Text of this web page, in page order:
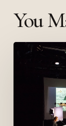
You
Conférence
l’ENSBA